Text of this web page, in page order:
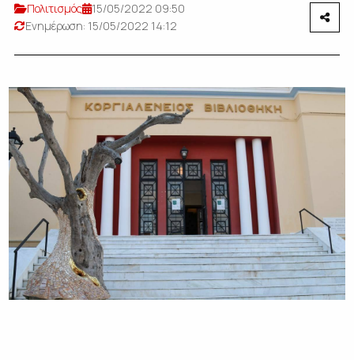
Πολιτισμός
15/05/2022 09:50
Ενημέρωση: 15/05/2022 14:12